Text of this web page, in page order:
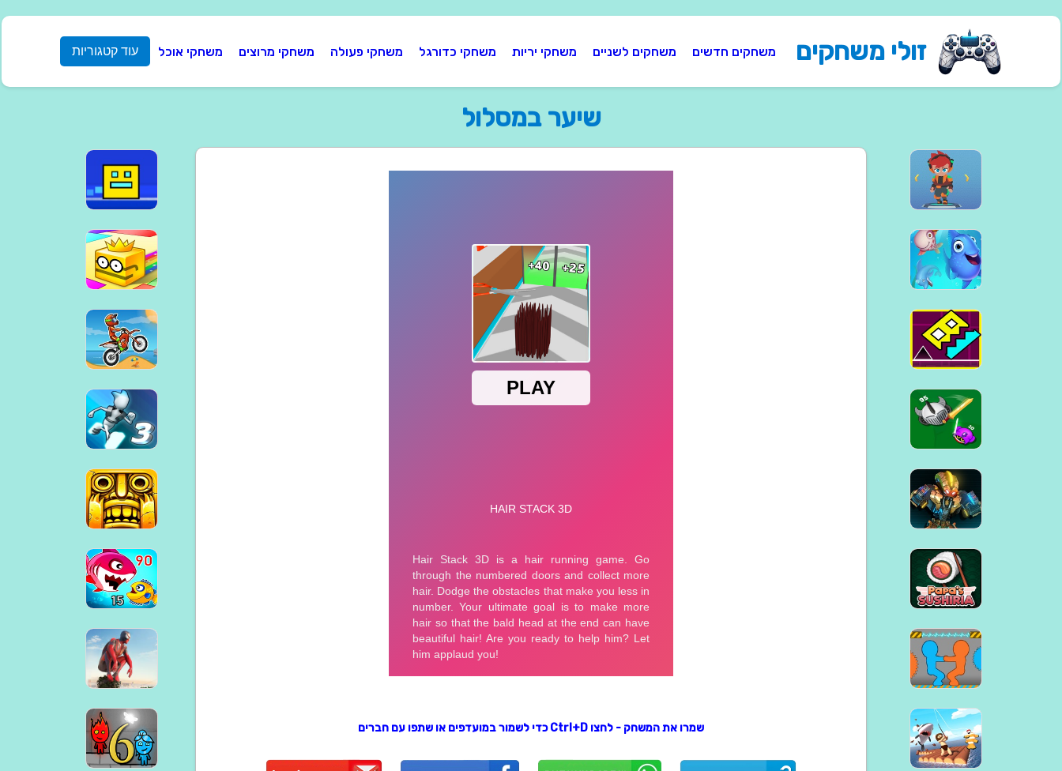
זולי משחקים משחקים חדשים משחקים לשניים משחקי יריות משחקי כדורגל משחקי פעולה משחקי מרוצים משחקי אוכל עוד קטגוריות
שיער במסלול
שמרו את המשחק - לחצו Ctrl+D כדי לשמור במועדפים או שתפו עם חברים